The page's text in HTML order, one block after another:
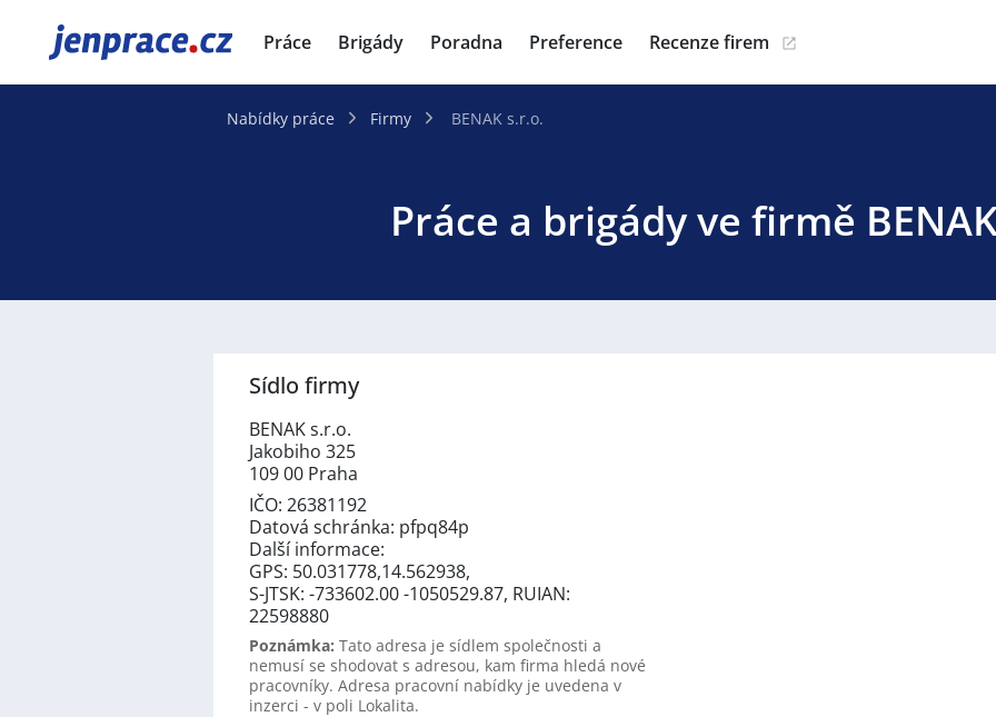
JenPráce.cz Práce Brigády Poradna Preference Recenze firem
Nabídky práce Firmy BENAK s.r.o.
Práce a brigády ve firmě
Sídlo firmy
BENAK s.r.o.
Jakobiho 325
109 00 Praha
IČO: 26381192
Datová schránka: pfpq84p
Další informace:
GPS: 50.031778,14.562938,
S-JTSK: -733602.00 -1050529.87, RUIAN:
22598880
Poznámka: Tato adresa je sídlem společnosti a
nemusí se shodovat s adresou, kam firma hledá nové
pracovníky. Adresa pracovní nabídky je uvedena v
inzerci - v poli Lokalita.